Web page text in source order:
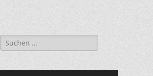
Suche
nach: